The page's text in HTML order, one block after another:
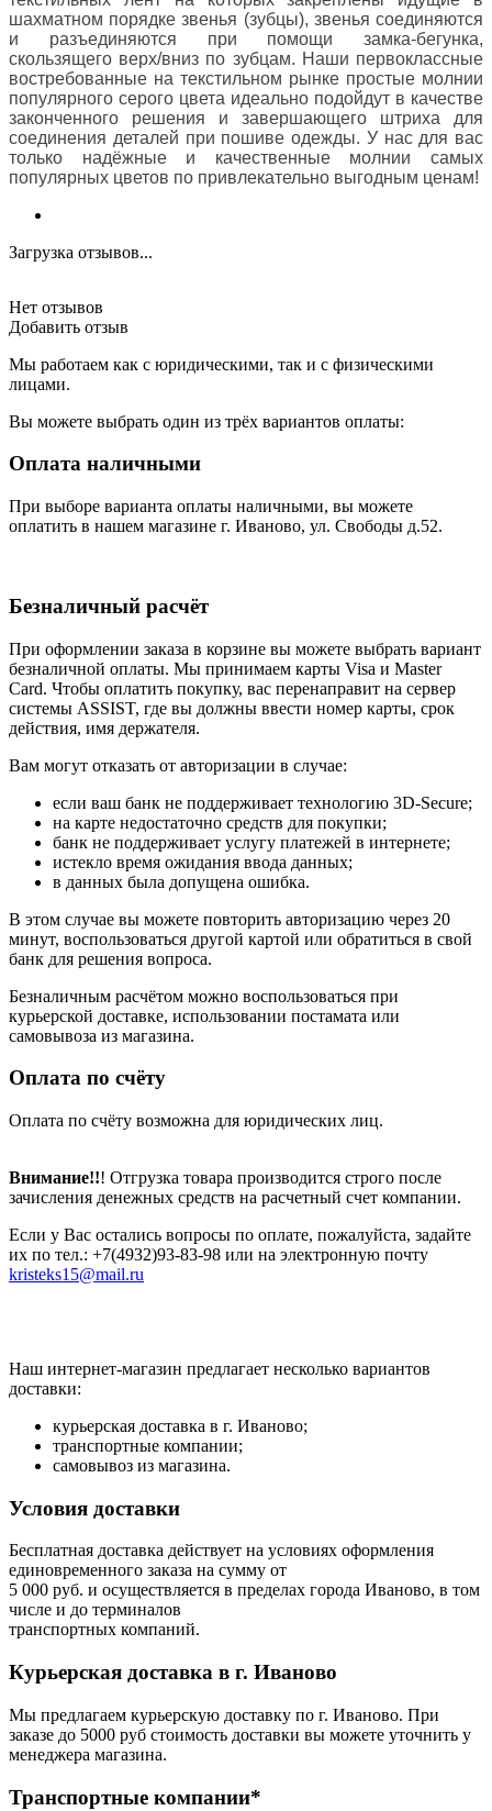
шахматном порядке звенья (зубцы), звенья соединяются
и разъединяются при помощи замка-бегунка,
скользящего верх/вниз по зубцам. Наши первоклассные
востребованные на текстильном рынке простые молнии
популярного серого цвета идеально подойдут в качестве
законченного решения и завершающего штриха для
соединения деталей при пошиве одежды. У нас для вас
только надёжные и качественные молнии самых
популярных цветов по привлекательно выгодным ценам!
Загрузка отзывов...
Нет отзывов
Добавить отзыв
Мы работаем как с юридическими, так и с физическими
лицами.
Вы можете выбрать один из трёх вариантов оплаты:
Оплата наличными
При выборе варианта оплаты наличными, вы можете
оплатить в нашем магазине г. Иваново, ул. Свободы д.52.
Безналичный расчёт
При оформлении заказа в корзине вы можете выбрать вариант
безналичной оплаты. Мы принимаем карты Visa и Master
Card. Чтобы оплатить покупку, вас перенаправит на сервер
системы ASSIST, где вы должны ввести номер карты, срок
действия, имя держателя.
Вам могут отказать от авторизации в случае:
если ваш банк не поддерживает технологию 3D-Secure;
на карте недостаточно средств для покупки;
банк не поддерживает услугу платежей в интернете;
истекло время ожидания ввода данных;
в данных была допущена ошибка.
В этом случае вы можете повторить авторизацию через 20
минут, воспользоваться другой картой или обратиться в свой
банк для решения вопроса.
Безналичным расчётом можно воспользоваться при
курьерской доставке, использовании постамата или
самовывоза из магазина.
Оплата по счёту
Оплата по счёту возможна для юридических лиц.
Внимание!!! Отгрузка товара производится строго после
зачисления денежных средств на расчетный счет компании.
Если у Вас остались вопросы по оплате, пожалуйста, задайте
их по тел.: +7(4932)93-83-98 или на электронную почту
kristeks15@mail.ru
Наш интернет-магазин предлагает несколько вариантов
доставки:
курьерская доставка в г. Иваново;
транспортные компании;
самовывоз из магазина.
Условия доставки
Бесплатная доставка действует на условиях оформления
единовременного заказа на сумму от
5 000 руб. и осуществляется в пределах города Иваново, в том
числе и до терминалов
транспортных компаний.
Курьерская доставка в г. Иваново
Мы предлагаем курьерскую доставку по г. Иваново. При
заказе до 5000 руб стоимость доставки вы можете уточнить у
менеджера магазина.
Транспортные компании*